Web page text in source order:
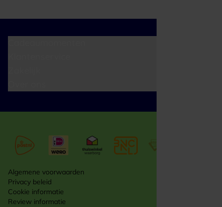
Algemene voorwaarden
Privacy beleid
Cookie informatie
Review informatie